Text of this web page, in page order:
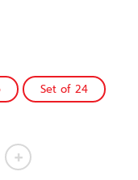
Set of 24